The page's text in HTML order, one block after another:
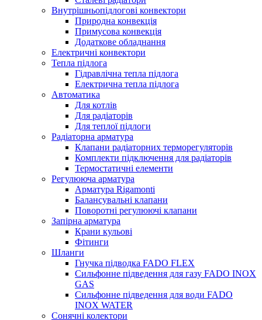
Внутрішньопідлогові конвектори
Природна конвекція
Примусова конвекція
Додаткове обладнання
Електричні конвектори
Тепла підлога
Гідравлічна тепла підлога
Електрична тепла підлога
Автоматика
Для котлів
Для радіаторів
Для теплої підлоги
Радіаторна арматура
Клапани радіаторних терморегуляторів
Комплекти підключення для радіаторів
Термостатичні елементи
Регулююча арматура
Арматура Rigamonti
Балансувальні клапани
Поворотні регулюючі клапани
Запірна арматура
Крани кульові
Фітинги
Шланги
Гнучка підводка FADO FLEX
Сильфонне підведення для газу FADO INOX
GAS
Сильфонне підведення для води FADO
INOX WATER
Сонячні колектори